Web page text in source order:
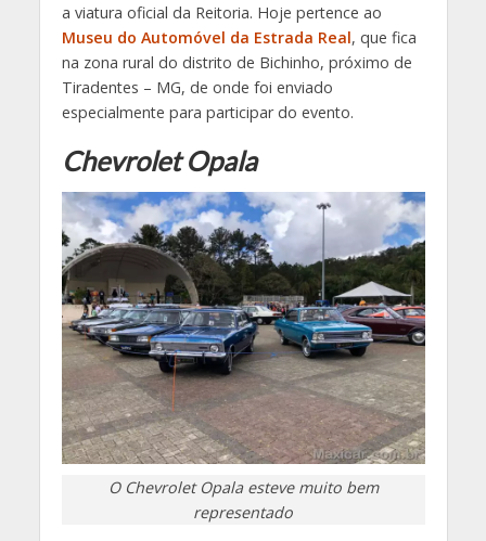
a viatura oficial da Reitoria. Hoje pertence ao
Museu do Automóvel da Estrada Real, que fica
na zona rural do distrito de Bichinho, próximo de
Tiradentes – MG, de onde foi enviado
especialmente para participar do evento.
Chevrolet Opala
O Chevrolet Opala esteve muito bem
representado